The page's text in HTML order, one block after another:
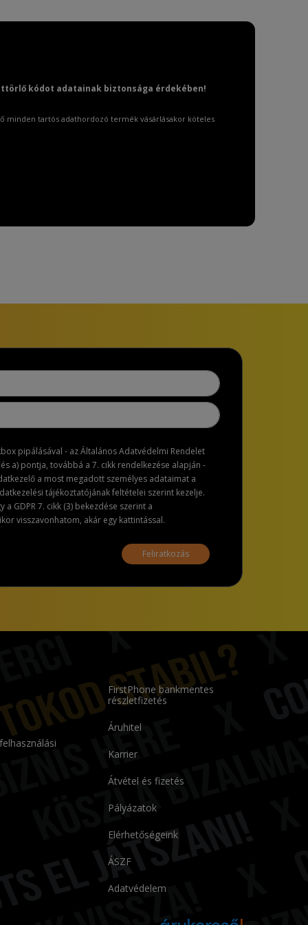
kódot adatainak biztonsága érdekében!
minden tartós adathordozó termék vásárlásakor köteles
pipálásával - az Általános Adatvédelmi Rendelet
a) pontja, továbbá a 7. cikk rendelkezése alapján -
a most megadott személyes adataimat a
tájékoztatójának feltételei szerint kezelje.
a GDPR 7. cikk (3) bekezdése szerint a
visszavonhatom, akár egy kattintással.
Feliratkozás
FirstPhone bankmentes
részletfizetés
Áruhitel
Karrier
Átvétel és fizetés
Pályázatok
Elérhetőségeink
ÁSZF
Adatvédelem